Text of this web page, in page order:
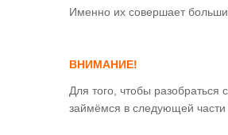
Именно их совершает
ВНИМАНИЕ!
Для того, чтобы
займёмся в следующей